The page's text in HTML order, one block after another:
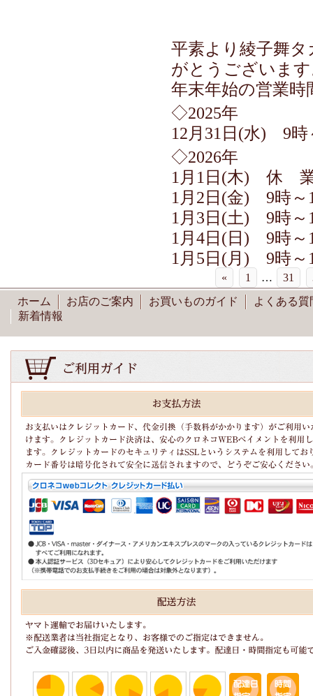
平素より綾子舞
がとうございま
年末年始の営業
◇2025年
12月31日(水) 9時
◇2026年
1月1日(木) 休
1月2日(金) 9時～
1月3日(土) 9時～
1月4日(日) 9時～
1月5日(月) 9時～
« 1 … 31
ホーム
お店のご案内 お買いものガイド
よくある質
新着情報